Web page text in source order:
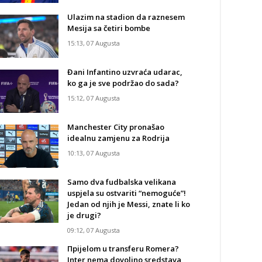
Ulazim na stadion da raznesem
Mesija sa četiri bombe
15:13, 07 Augusta
Đani Infantino uzvraća udarac,
ko ga je sve podržao do sada?
15:12, 07 Augusta
Manchester City pronašao
idealnu zamjenu za Rodrija
10:13, 07 Augusta
Samo dva fudbalska velikana
uspjela su ostvariti “nemoguće”!
Jedan od njih je Messi, znate li ko
je drugi?
09:12, 07 Augusta
Прijelom u transferu Romera?
Inter nema dovoljno sredstava,